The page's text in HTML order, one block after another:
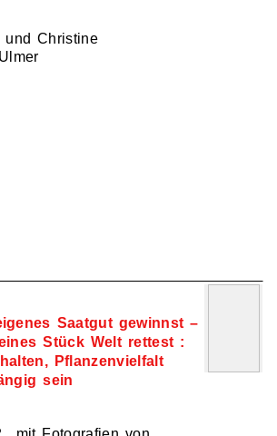
und Christine
Saatgut gewinnst –
Stück Welt rettest :
Pflanzenvielfalt
sein